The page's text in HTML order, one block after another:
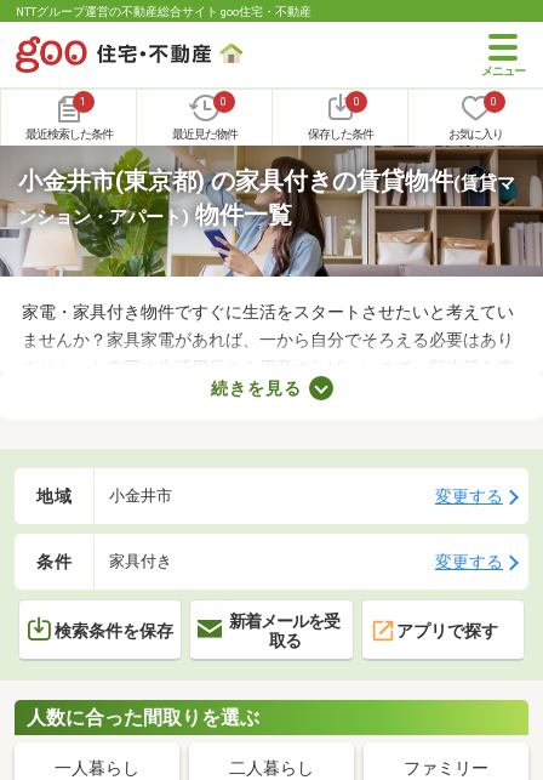
NTTグループ運営の不動産総合サイト goo住宅・不動産
1
最近検索した条件
0
最近見た物件
0
保存した条件
0
お気に入り
小金井市(東京都) の家具付きの賃貸物件(賃貸マ
ンション・アパート) 物件一覧
家電・家具付き物件ですぐに生活をスタートさせたいと考えてい
ませんか？家具家電があれば、一から自分でそろえる必要はあり
ません。お布団や生活用品のみ用意すればいいので、新生活を楽
に始められます。ここでは、家電・家具付きの物件を紹介しま
見つけたら内見予約をしてみましょう。
続きを見る
地域 小金井市 変更する
条件 家具付き 変更する
検索条件を保存
新着メールを受
取る
アプリで探す
人数に合った間取りを選ぶ
一人暮らし 二人暮らし ファミリー